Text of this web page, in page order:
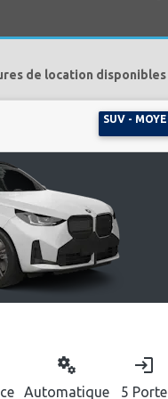
de location
SUV -
miscellaneous_services
Automatique
login
5 Porte